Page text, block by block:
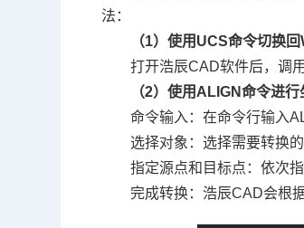
法：
（1）使用UCS命令切换
打开浩辰CAD软件后，调
（2）使用ALIGN命令进
命令输入：在命令行输入
选择对象：选择需要转换的
指定源点和目标点：依次
完成转换：浩辰CAD会根